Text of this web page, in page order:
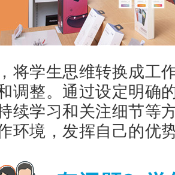
将学生思维转换成工
调整。通过设定明确
续学习和关注细节等
环境，发挥自己的优